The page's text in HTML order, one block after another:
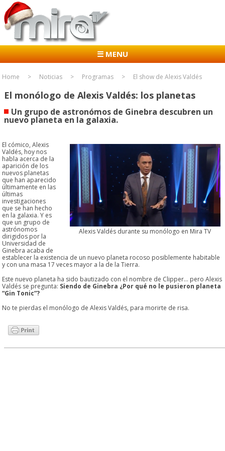
☰ MENU
Home Noticias Programas El show de Alexis Valdés
El monólogo de Alexis Valdés: los planetas
Un grupo de astronómos de Ginebra descubren un
nuevo planeta en la galaxia.
Alexis Valdés durante su monólogo en Mira TV
El cómico, Alexis
Valdés, hoy nos
habla acerca de la
aparición de los
nuevos planetas
que han aparecido
últimamente en las
últimas
investigaciones
que se han hecho
en la galaxia. Y es
que un grupo de
astrónomos
dirigidos por la
Universidad de
Ginebra acaba de
establecer la existencia de un nuevo planeta rocoso posiblemente habitable
y con una masa 17 veces mayor a la de la Tierra.
Este nuevo planeta ha sido bautizado con el nombre de Clipper… pero Alexis
Valdés se pregunta: Siendo de Ginebra ¿Por qué no le pusieron planeta
“Gin Tonic”?
No te pierdas el monólogo de Alexis Valdés, para morirte de risa.